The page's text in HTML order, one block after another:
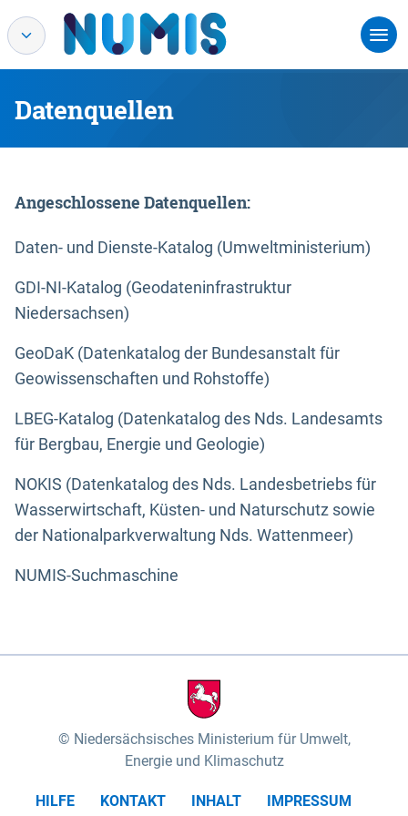
Datenquellen
Angeschlossene Datenquellen:
Daten- und Dienste-Katalog (Umweltministerium)
GDI-NI-Katalog (Geodateninfrastruktur
Niedersachsen)
GeoDaK (Datenkatalog der Bundesanstalt für
Geowissenschaften und Rohstoffe)
LBEG-Katalog (Datenkatalog des Nds. Landesamts
für Bergbau, Energie und Geologie)
NOKIS (Datenkatalog des Nds. Landesbetriebs für
Wasserwirtschaft, Küsten- und Naturschutz sowie
der Nationalparkverwaltung Nds. Wattenmeer)
NUMIS-Suchmaschine
Niedersächsisches Ministerium für Umwelt,
Energie und Klimaschutz
HILFE KONTAKT INHALT
IMPRESSUM